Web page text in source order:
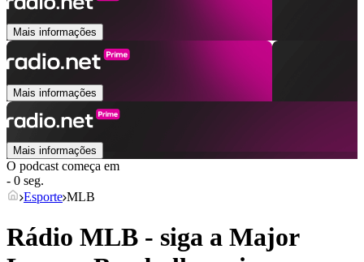
Mais informações
Mais informações
Mais informações
O podcast começa em
- 0 seg.
Esporte MLB
Rádio MLB - siga a Major